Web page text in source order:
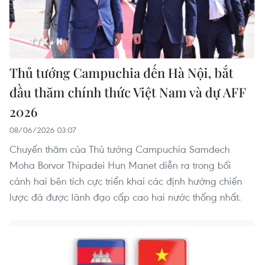
Thủ tướng Campuchia đến Hà Nội, bắt
đầu thăm chính thức Việt Nam và dự AFF
2026
08/06/2026 03:07
Chuyến thăm của Thủ tướng Campuchia Samdech
Moha Borvor Thipadei Hun Manet diễn ra trong bối
cảnh hai bên tích cực triển khai các định hướng chiến
lược đã được lãnh đạo cấp cao hai nước thống nhất.